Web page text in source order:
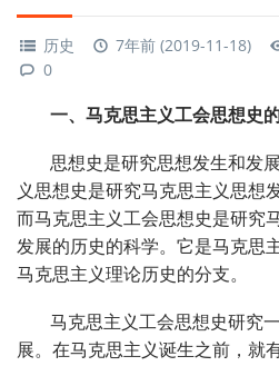
历史 7年前 (2019-11-18)
0
一、马克思主义工会思想史
思想史是研究思想发生和发
义思想史是研究马克思主义思想
而马克思主义工会思想史是研究
发展的历史的科学。它是马克思
马克思主义理论历史的分支。
马克思主义工会思想史研究
展。在马克思主义诞生之前，就